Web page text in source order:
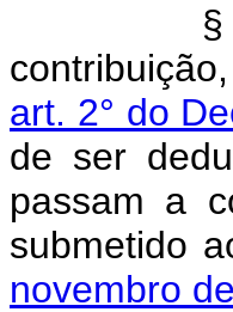
art. 2° do
de ser
passam a
submetido
novembro